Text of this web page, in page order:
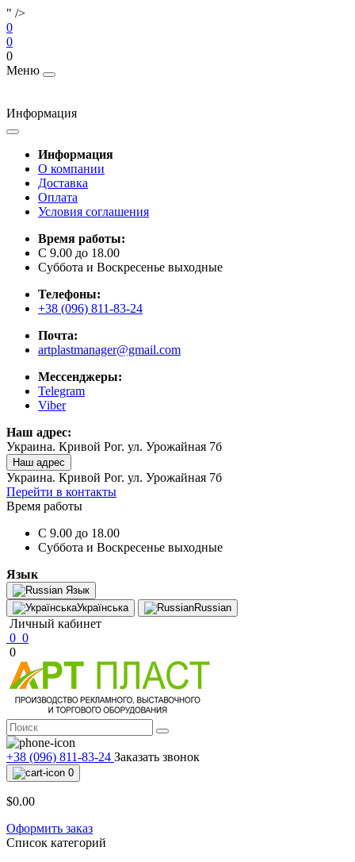
" />
0
0
0
Меню
Информация
Информация
О компании
Доставка
Оплата
Условия соглашения
Время работы:
C 9.00 до 18.00
Суббота и Воскресенье выходные
Телефоны:
+38 (096) 811-83-24
Почта:
artplastmanager@gmail.com
Мессенджеры:
Telegram
Viber
Наш адрес:
Украина. Кривой Рог. ул. Урожайная 7б
Наш адрес
Украина. Кривой Рог. ул. Урожайная 7б
Перейти в контакты
Время работы
C 9.00 до 18.00
Суббота и Воскресенье выходные
Язык
Язык
Українська
Russian
Личный кабинет
0 0
0
+38 (096) 811-83-24 Заказать звонок
0
$0.00
Оформить заказ
Список категорий